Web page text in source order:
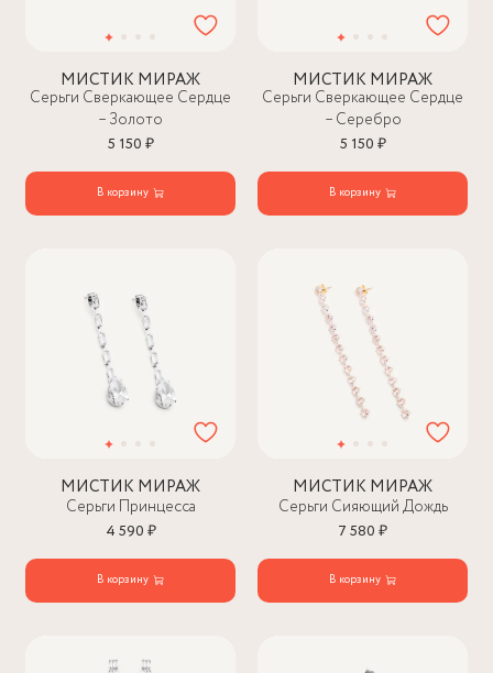
МИСТИК МИРАЖ
Серьги Сверкающее Сердце
– Золото
5 150 ₽
В корзину
МИСТИК МИРАЖ
Серьги Сверкающее Сердце
– Серебро
5 150 ₽
В корзину
МИСТИК МИРАЖ
Серьги Принцесса
4 590 ₽
В корзину
МИСТИК МИРАЖ
Серьги Сияющий Дождь
7 580 ₽
В корзину